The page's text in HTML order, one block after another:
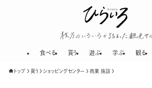
食べる 買う 遊ぶ 学ぶ 観る
トップ 買う ショッピングセンター 商業 施設